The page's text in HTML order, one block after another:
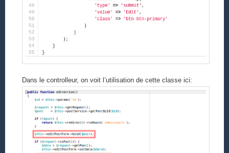
Dans le controlleur, on voit l’utilisation de cette classe ici: